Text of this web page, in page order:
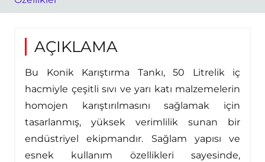
AÇIKLAMA
Bu Konik Karıştırma Tankı, 50 Litrelik iç
hacmiyle çeşitli sıvı ve yarı katı malzemelerin
homojen karıştırılmasını sağlamak için
tasarlanmış, yüksek verimlilik sunan bir
endüstriyel ekipmandır. Sağlam yapısı ve
esnek kullanım özellikleri sayesinde,